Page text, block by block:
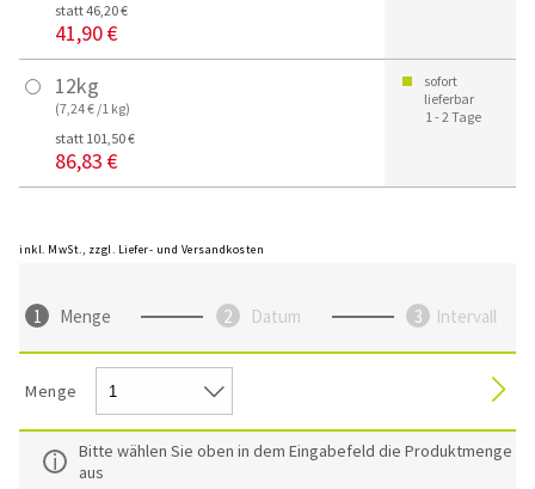
statt 46,20 €
41,90 €
12kg
(7,24 € /1 kg)
statt 101,50 €
86,83 €
sofort
lieferbar
1 - 2 Tage
inkl. MwSt., zzgl. Liefer- und Versandkosten
Menge Datum Intervall
Menge
Bitte wählen Sie oben in dem Eingabefeld die Produktmenge
aus